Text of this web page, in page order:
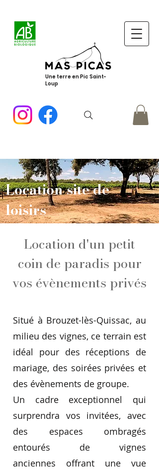
Une terre en Pic Saint-
Loup
Location site de
loisirs
Location d'un petit
coin de paradis pour
vos évènements privés
Situé à Brouzet-lès-Quissac, au
milieu des vignes, ce terrain est
idéal pour des réceptions de
mariage, des soirées privées et
des évènements de groupe.
Un cadre exceptionnel qui
surprendra vos invitées, avec
des espaces ombragés
entourés de vignes
anciennes offrant une vue